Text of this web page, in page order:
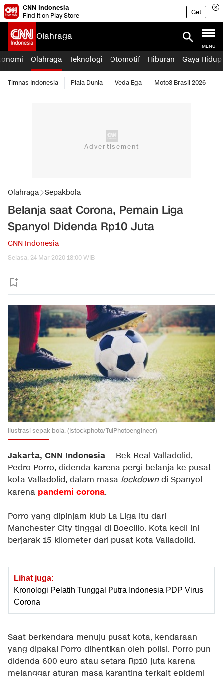
CNN Indonesia
Find it on Play Store
Get
Olahraga
MENU
Olahraga Teknologi Otomotif Hiburan Gaya Hidup
Timnas Indonesia Piala Dunia Veda Ega Moto3 Brasil 2026
Olahraga Sepakbola
Belanja saat Corona, Pemain Liga
Spanyol Didenda Rp10 Juta
CNN Indonesia
Selasa, 24 Mar 2020 18:00 WIB
Ilustrasi sepak bola. (Istockphoto/TuiPhotoengineer)
Jakarta, CNN Indonesia -- Bek Real Valladolid,
Pedro Porro, didenda karena pergi belanja ke pusat
kota Valladolid, dalam masa lockdowndi Spanyol
karena pandemi corona.
Porro yang dipinjam klub La Liga itu dari
Manchester City tinggal di Boecillo. Kota kecil ini
berjarak 15 kilometer dari pusat kota Valladolid.
Lihat juga:
Kronologi Pelatih Tunggal Putra Indonesia PDP Virus
Corona
Saat berkendara menuju pusat kota, kendaraan
yang dipakai Porro dihentikan oleh polisi. Porro pun
didenda 600 euro atau setara Rp10 juta karena
melanggar aturan masa karantina terkait epidemi